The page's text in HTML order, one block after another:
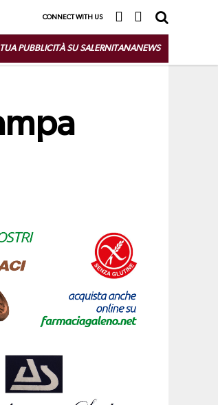
CONNECT WITH US
PUBBLICITÀ SU SALERNITANANEWS